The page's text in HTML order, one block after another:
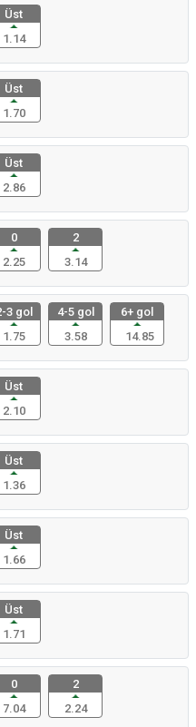
Üst
1.14
Üst
1.70
Üst
2.86
0
2.25
2
3.14
3 gol
1.75
4-5 gol
3.58
6+ gol
14.85
Üst
2.10
Üst
1.36
Üst
1.66
Üst
1.71
0
7.04
2
2.24